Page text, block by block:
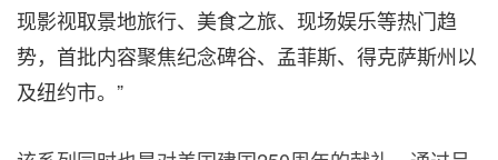
现影视取景地旅行、美食之旅、现场娱乐等热门趋
势，首批内容聚焦纪念碑谷、孟菲斯、得克萨斯州以
及纽约市。”